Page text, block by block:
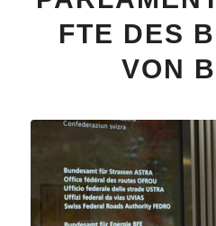
FTE DES
VON